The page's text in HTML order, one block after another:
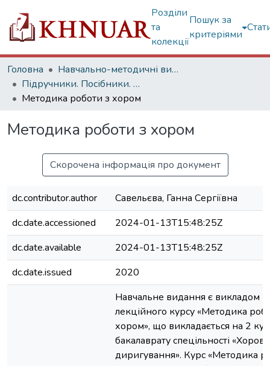
Розділи
та
колекції
Пошук за
критеріями
Головна
Навчально-методичні видання
Підручники. Посібники. Навчальні посібники...
Методика роботи з хором
Методика роботи з хором
Скорочена інформація про документ
dc.contributor.author
Савельєва, Ганна Сергіївна
dc.date.accessioned
2024-01-13T15:48:25Z
dc.date.available
2024-01-13T15:48:25Z
dc.date.issued
2020
Навчальне видання є викладом
лекційного курсу «Методика
хором», що викладається на 2
бакалаврату спецільності «Хорове
диригування». Курс «Методика